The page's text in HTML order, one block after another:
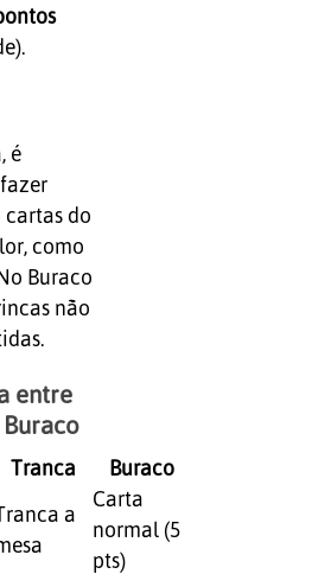
é
do
como
Buraco
não
entre
Tranca Buraco
a
Carta
normal (5
pts)